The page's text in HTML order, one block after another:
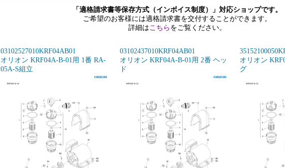
「適格請求書等保存方式（インボイス制度）」対応ショップです。
ご希望のお客様には適格請求書を交付することができます。
詳細は こちら をご覧ください。
03102527010KRF04AB01
オリオン KRF04A-B-01用 1番 RA-
05A-S組立
03102437010KRF04AB01
オリオン KRF04A-B-01用 2番 ヘッ
ド
オリオン
グ